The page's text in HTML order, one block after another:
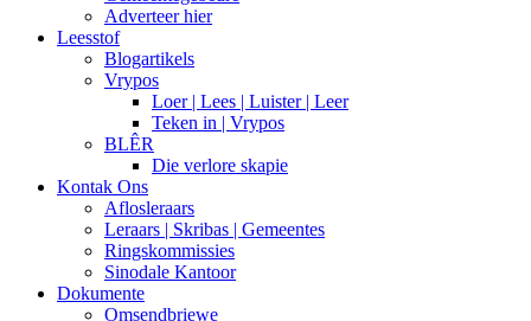
Adverteer hier
Leesstof
Blogartikels
Vrypos
Loer | Lees | Luister | Leer
Teken in | Vrypos
BLÊR
Die verlore skapie
Kontak Ons
Aflosleraars
Leraars | Skribas | Gemeentes
Ringskommissies
Sinodale Kantoor
Dokumente
Omsendbriewe